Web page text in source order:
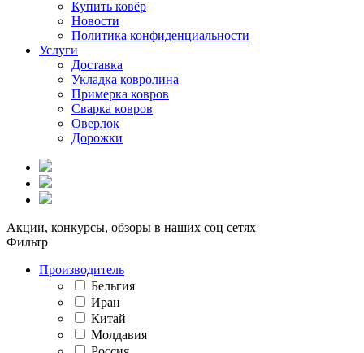
Купить ковёр
Новости
Политика конфиденциальности
Услуги
Доставка
Укладка ковролина
Примерка ковров
Сварка ковров
Оверлок
Дорожки
Акции, конкурсы, обзоры в наших соц сетях
Фильтр
Производитель
Бельгия
Иран
Китай
Молдавия